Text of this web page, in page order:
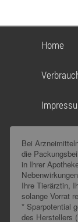
Home
Bei
die
in Ihrer
Ihre Tierärztin,
solange Vorrat
* Sparpotential
des Herstellers